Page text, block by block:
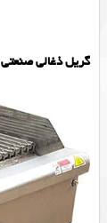
گریل ذغالی صنعتی